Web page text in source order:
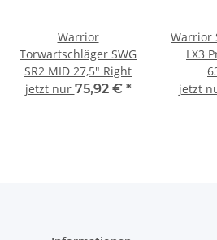
Warrior
Torwartschläger SWG
SR2 MID 27,5" Right
jetzt nur 75,92 € *
Warrior
LX3
jetzt